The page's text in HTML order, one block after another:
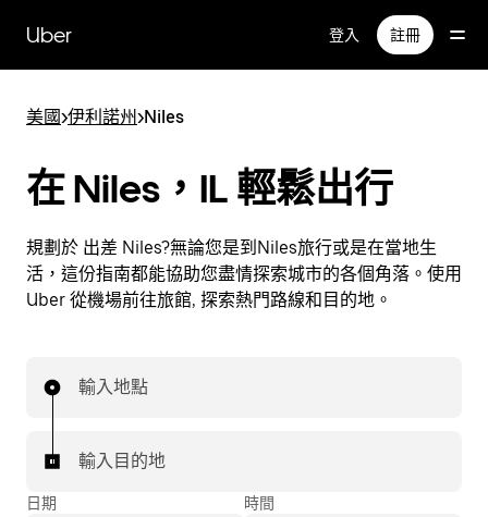
Uber 登入 註冊
美國>伊利諾州>Niles
在 Niles，IL 輕鬆出行
規劃於 出差 Niles?無論您是到Niles旅行或是在當地生
活，這份指南都能協助您盡情探索城市的各個角落。使用
Uber 從機場前往旅館, 探索熱門路線和目的地。
輸入地點
輸入目的地
日期 時間